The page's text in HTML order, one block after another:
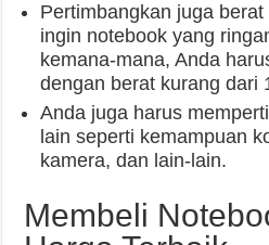
Pertimbangkan juga
ingin notebook yang
kemana-mana, Anda
dengan berat kurang dari
Anda juga harus
lain seperti kemampuan
kamera, dan lain-lain.
Membeli